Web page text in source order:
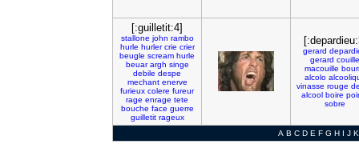
[:guilletit:4]
stallone john rambo
hurle hurler crie crier
beugle scream hurle
beuar argh singe
debile despe
mechant enerve
furieux colere fureur
rage enrage tete
bouche face guerre
guilletit rageux
gerard
gerard couille
macouille
alcolo
vinasse rouge
alcool boire
sobre
A B C D E F G H I J K